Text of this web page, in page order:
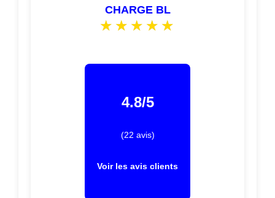
CHARGE BL
4.8/5
(22 avis)
Voir les avis clients